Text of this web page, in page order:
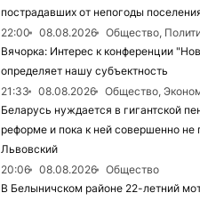
пострадавших от непогоды
22:00
08.08.2026
Общество,
Вячорка: Интерес к конференции
определяет нашу субъектность
21:33
08.08.2026
Общество,
Беларусь нуждается в гигантской
реформе и пока к ней совершенно не
Львовский
20:06
08.08.2026
Общество
В Белыничском районе 22-летний